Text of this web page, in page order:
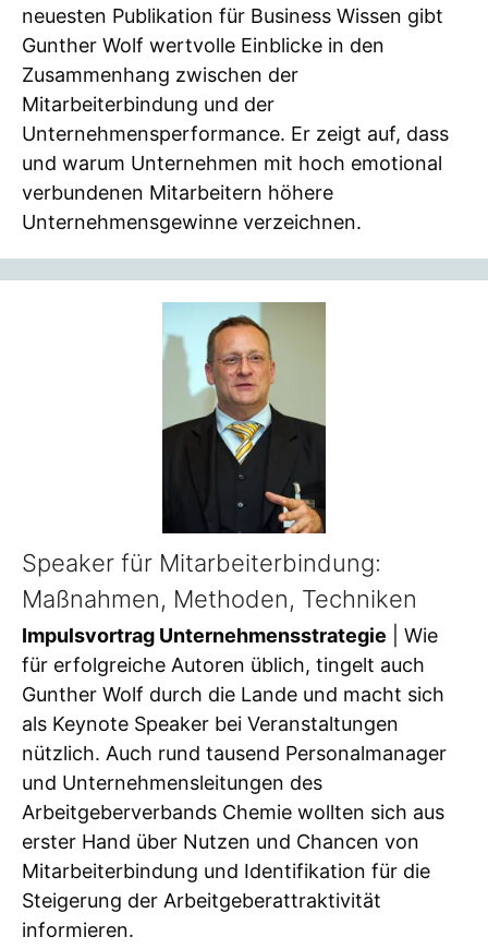
neuesten Publikation für Business Wissen gibt
Gunther Wolf wertvolle Einblicke in den
Zusammenhang zwischen der
Mitarbeiterbindung und der
Unternehmensperformance. Er zeigt auf, dass
und warum Unternehmen mit hoch emotional
verbundenen Mitarbeitern höhere
Unternehmensgewinne verzeichnen.
Speaker für Mitarbeiterbindung:
Maßnahmen, Methoden, Techniken
Impulsvortrag Unternehmensstrategie | Wie
für erfolgreiche Autoren üblich, tingelt auch
Gunther Wolf durch die Lande und macht sich
als Keynote Speaker bei Veranstaltungen
nützlich. Auch rund tausend Personalmanager
und Unternehmensleitungen des
Arbeitgeberverbands Chemie wollten sich aus
erster Hand über Nutzen und Chancen von
Mitarbeiterbindung und Identifikation für die
Steigerung der Arbeitgeberattraktivität
informieren.